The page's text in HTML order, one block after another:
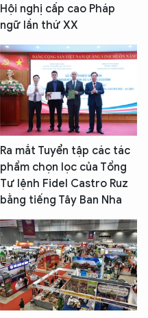
Hội nghị cấp cao Pháp
ngữ lần thứ XX
Ra mắt Tuyển tập các tác
phẩm chọn lọc của Tổng
Tư lệnh Fidel Castro Ruz
bằng tiếng Tây Ban Nha